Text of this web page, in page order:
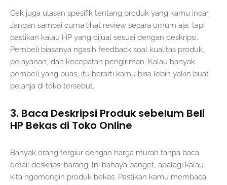
Cek juga ulasan spesifik tentang produk yang kamu incar.
Jangan sampai cuma lihat review secara umum aja, tapi
pastikan kalau HP yang dijual sesuai dengan deskripsi.
Pembeli biasanya ngasih feedback soal kualitas produk,
pelayanan, dan kecepatan pengiriman. Kalau banyak
pembeli yang puas, itu berarti kamu bisa lebih yakin buat
belanja di toko tersebut.
3. Baca Deskripsi Produk sebelum Beli
HP Bekas di Toko Online
Banyak orang tergiur dengan harga murah tanpa baca
detail deskripsi barang. Ini bahaya banget, apalagi kalau
kita ngomongin produk bekas. Pastikan kamu membaca